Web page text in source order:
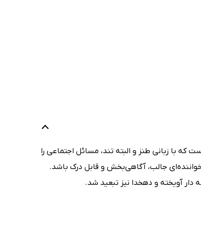
که با زبانی طنز و البته تند، مسائل اجتماعی را
خواننده‌ای جالب، آگاهی‌بخش و قابل درک باشد.
آویخته و دهخدا نیز تبعید شد.